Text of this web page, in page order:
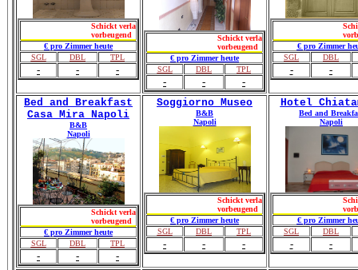
Schickt verlangt
vorbeugend
€ pro Zimmer heute
SGL
DBL TPL
- - -
Schickt verlangt
vorbeugend
€ pro Zimmer heute
SGL
DBL TPL
- - -
Schickt
€ pro Zimmer
SGL
DBL
- -
Bed and Breakfast
Casa Mira Napoli
B&B
Napoli
Schickt verlangt
vorbeugend
€ pro Zimmer heute
SGL
DBL TPL
- - -
Soggiorno Museo
B&B
Napoli
Schickt verlangt
vorbeugend
€ pro Zimmer heute
SGL
DBL TPL
- - -
Hotel
Bed and
Napoli
Schickt
€ pro Zimmer
SGL
DBL
- -